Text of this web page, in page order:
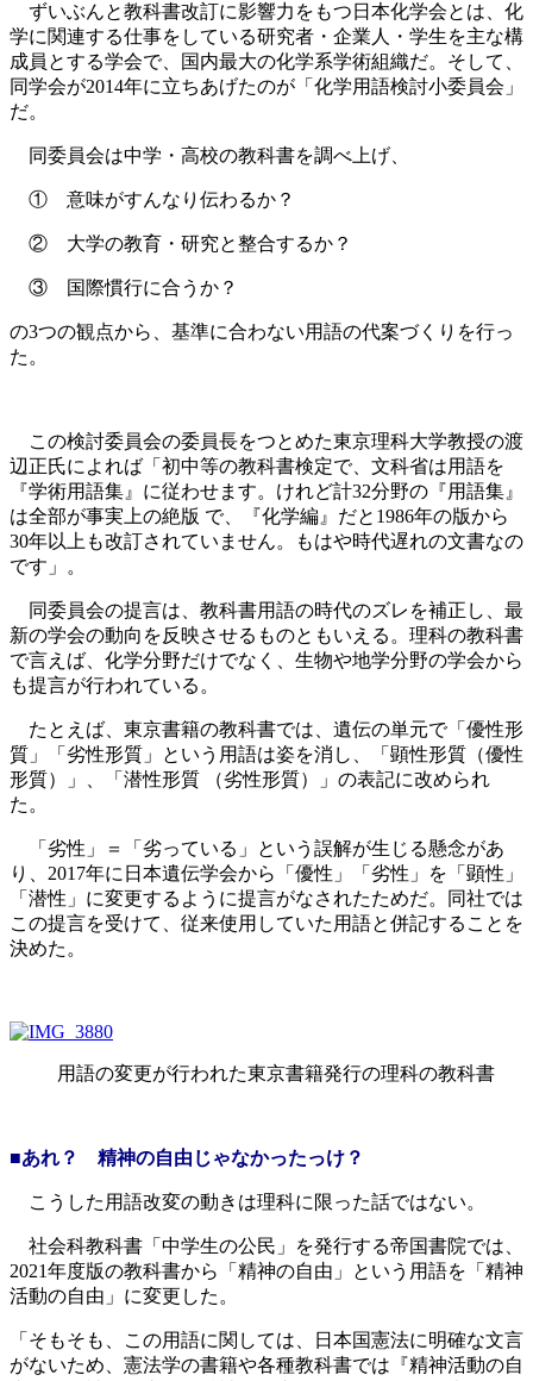
ずいぶんと教科書改訂に影響力をもつ日本化学会とは、化
学に関連する仕事をしている研究者・企業人・学生を主な構
成員とする学会で、国内最大の化学系学術組織だ。そして、
同学会が2014年に立ちあげたのが「化学用語検討小委員会」
だ。
同委員会は中学・高校の教科書を調べ上げ、
① 意味がすんなり伝わるか？
② 大学の教育・研究と整合するか？
③ 国際慣行に合うか？
の3つの観点から、基準に合わない用語の代案づくりを行っ
た。
この検討委員会の委員長をつとめた東京理科大学教授の渡
辺正氏によれば「初中等の教科書検定で、文科省は用語を
『学術用語集』に従わせます。けれど計32分野の『用語集』
は全部が事実上の絶版 で、『化学編』だと1986年の版から
30年以上も改訂されていません。もはや時代遅れの文書なの
です」。
同委員会の提言は、教科書用語の時代のズレを補正し、最
新の学会の動向を反映させるものともいえる。理科の教科書
で言えば、化学分野だけでなく、生物や地学分野の学会から
も提言が行われている。
たとえば、東京書籍の教科書では、遺伝の単元で「優性形
質」「劣性形質」という用語は姿を消し、「顕性形質（優性
形質）」、「潜性形質 （劣性形質）」の表記に改められ
た。
「劣性」＝「劣っている」という誤解が生じる懸念があ
り、2017年に日本遺伝学会から「優性」「劣性」を「顕性」
「潜性」に変更するように提言がなされたためだ。同社では
この提言を受けて、従来使用していた用語と併記することを
決めた。
用語の変更が行われた東京書籍発行の理科の教科書
■あれ？ 精神の自由じゃなかったっけ？
こうした用語改変の動きは理科に限った話ではない。
社会科教科書「中学生の公民」を発行する帝国書院では、
2021年度版の教科書から「精神の自由」という用語を「精神
活動の自由」に変更した。
「そもそも、この用語に関しては、日本国憲法に明確な文言
がないため、憲法学の書籍や各種教科書では『精神活動の自